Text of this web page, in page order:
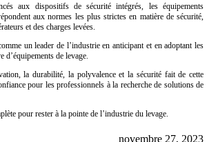
aux dispositifs de sécurité intégrés, les équipements
aux normes les plus strictes en matière de sécurité,
et des charges levées.
un leader de l’industrie en anticipant et en adoptant les
d’équipements de levage.
la durabilité, la polyvalence et la sécurité fait de cette
pour les professionnels à la recherche de solutions de
pour rester à la pointe de l’industrie du levage.
novembre 27, 2023